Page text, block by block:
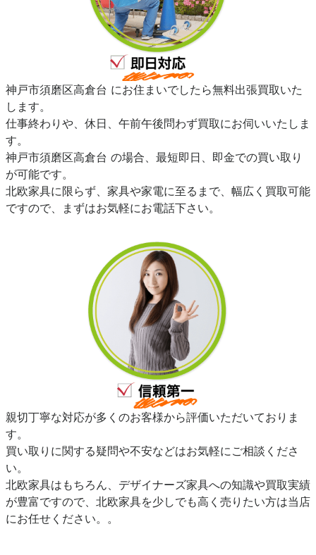
神戸市須磨区高倉台 にお住まいでしたら無料出張買取いた
します。
仕事終わりや、休日、午前午後問わず買取にお伺いいたしま
す。
神戸市須磨区高倉台 の場合、最短即日、即金での買い取り
が可能です。
北欧家具に限らず、家具や家電に至るまで、幅広く買取可能
ですので、まずはお気軽にお電話下さい。
親切丁寧な対応が多くのお客様から評価いただいておりま
す。
買い取りに関する疑問や不安などはお気軽にご相談くださ
い。
北欧家具はもちろん、デザイナーズ家具への知識や買取実績
が豊富ですので、北欧家具を少しでも高く売りたい方は当店
にお任せください。。